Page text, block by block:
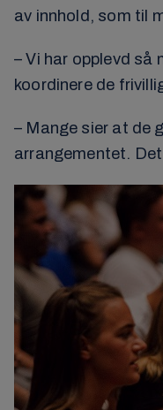
av innhold, som til
– Vi har opplevd så
koordinere de
– Mange sier at de
arrangementet.